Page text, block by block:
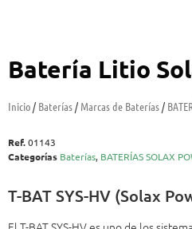
Batería Litio
Inicio/ Baterías/ Marcas de Baterías/
Ref.01143
Categorías Baterías, BATERÍAS SOLAX
T-BAT SYS-HV (Solax